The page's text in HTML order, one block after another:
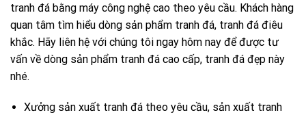
tranh đá bằng máy công nghệ cao theo yêu cầu. Khách hàng
quan tâm tìm hiểu dòng sản phẩm tranh đá, tranh đá điêu
khắc. Hãy liên hệ với chúng tôi ngay hôm nay để được tư
vấn về dòng sản phẩm tranh đá cao cấp, tranh đá đẹp này
nhé.
Xưởng sản xuất tranh đá theo yêu cầu, sản xuất tranh